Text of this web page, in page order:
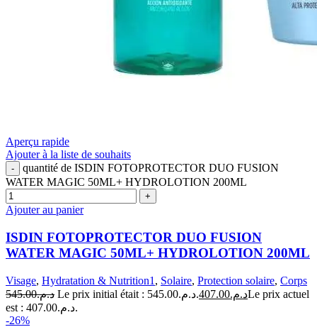
Aperçu rapide
Ajouter à la liste de souhaits
quantité de ISDIN FOTOPROTECTOR DUO FUSION
WATER MAGIC 50ML+ HYDROLOTION 200ML
Ajouter au panier
ISDIN FOTOPROTECTOR DUO FUSION
WATER MAGIC 50ML+ HYDROLOTION 200ML
Visage, Hydratation & Nutrition1 , Solaire, Protection solaire, Corps
د.م.545.00 Le prix initial était : د.م.545.00. د.م.407.00
Le prix actuel
est : د.م.407.00.
-26%